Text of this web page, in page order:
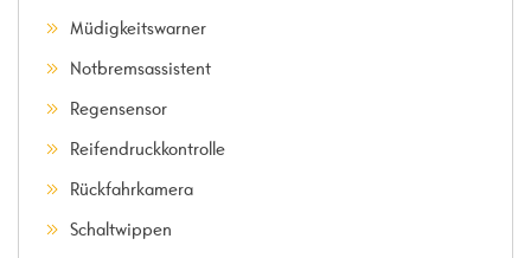
Müdigkeitswarner
Notbremsassistent
Regensensor
Reifendruckkontrolle
Rückfahrkamera
Schaltwippen